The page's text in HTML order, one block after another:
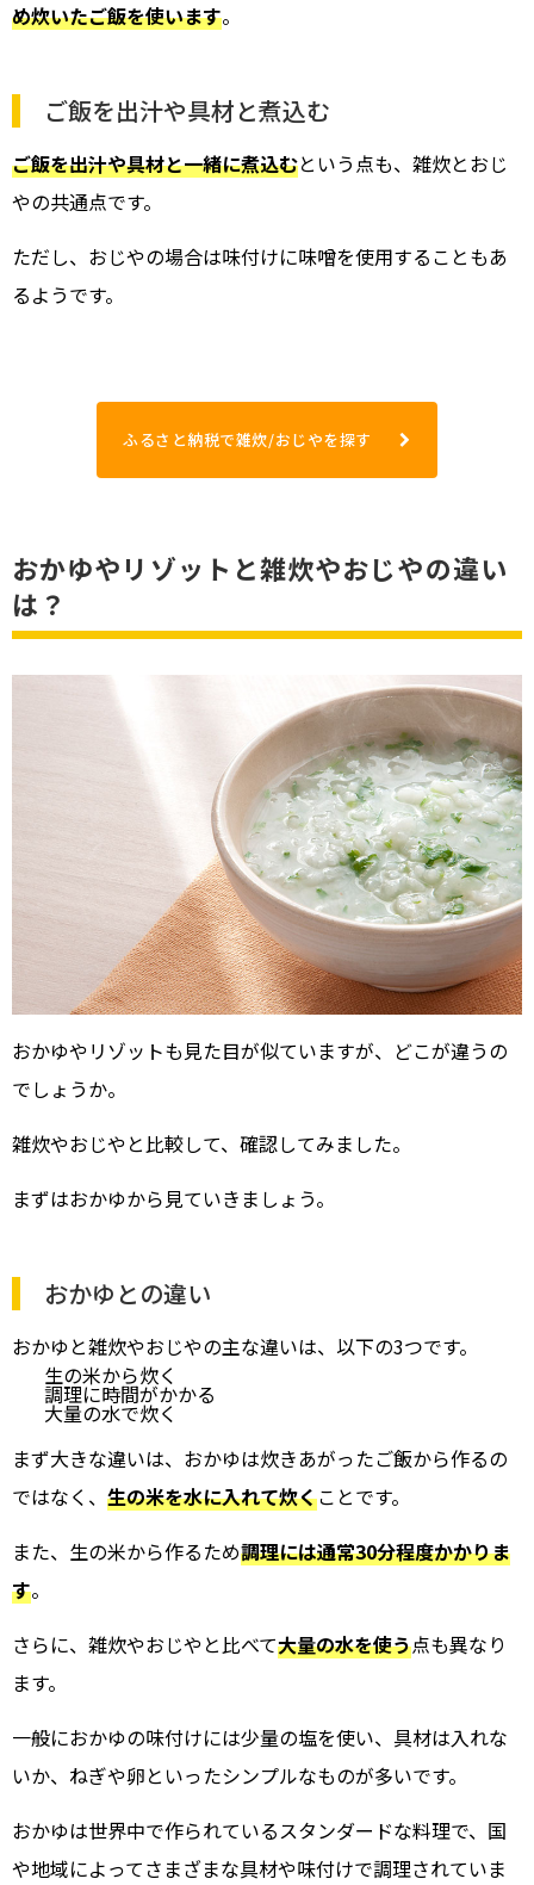
め炊いたご飯を使います。
ご飯を出汁や具材と煮込む
ご飯を出汁や具材と一緒に煮込むという点も、雑炊とおじ
やの共通点です。
ただし、おじやの場合は味付けに味噌を使用することもあ
るようです。
ふるさと納税で雑炊/おじやを探す
おかゆやリゾットと雑炊やおじやの違い
は？
おかゆやリゾットも見た目が似ていますが、どこが違うの
でしょうか。
雑炊やおじやと比較して、確認してみました。
まずはおかゆから見ていきましょう。
おかゆとの違い
おかゆと雑炊やおじやの主な違いは、以下の3つです。
生の米から炊く
調理に時間がかかる
大量の水で炊く
まず大きな違いは、おかゆは炊きあがったご飯から作るの
ではなく、 生の米を水に入れて炊くことです。
また、生の米から作るため調理には通常30分程度かかりま
す。
さらに、雑炊やおじやと比べて大量の水を使う点も異なり
ます。
一般におかゆの味付けには少量の塩を使い、具材は入れな
いか、ねぎや卵といったシンプルなものが多いです。
おかゆは世界中で作られているスタンダードな料理で、国
や地域によってさまざまな具材や味付けで調理されていま